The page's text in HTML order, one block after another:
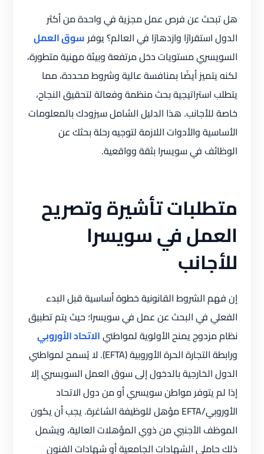
هل تبحث عن فرص عمل مجزية في واحدة من أكثر
الدول استقرارًا وازدهارًا في العالم؟ يوفرسوق العمل
السويسري مستويات دخل مرتفعة وبيئة مهنية متطورة،
لكنه يتميز أيضًا بمنافسة عالية وشروط محددة، مما
يتطلب استراتيجية بحث منظمة وفعالة لتحقيق النجاح،
خاصة للأجانب. هذا الدليل الشامل سيزودك بالمعلومات
الأساسية والأدوات اللازمة لتوجيه رحلة بحثك عن
الوظائف في سويسرا بثقة وواقعية.
متطلبات تأشيرة وتصريح
العمل في سويسرا
للأجانب
إن فهم الشروط القانونية خطوة أساسية قبل البدء
الفعلي في البحث عن عمل في سويسرا؛ حيث يتم تطبيق
نظام مزدوج يمنح الأولوية لمواطنيالاتحاد الأوروبي
ورابطة التجارة الحرة الأوروبية (EFTA). لا يُسمح لمواطني
الدول الخارجية بالدخول إلى سوق العمل السويسري إلا
إذا لم يتوفر مواطن سويسري أو من دول الاتحاد
الأوروبي/EFTA مؤهل للوظيفة الشاغرة. يجب أن يكون
الموظف الأجنبي من ذوي المؤهلات العالية، ويشمل
ذلك حاملي الشهادات الجامعية أو شهادات الفنون